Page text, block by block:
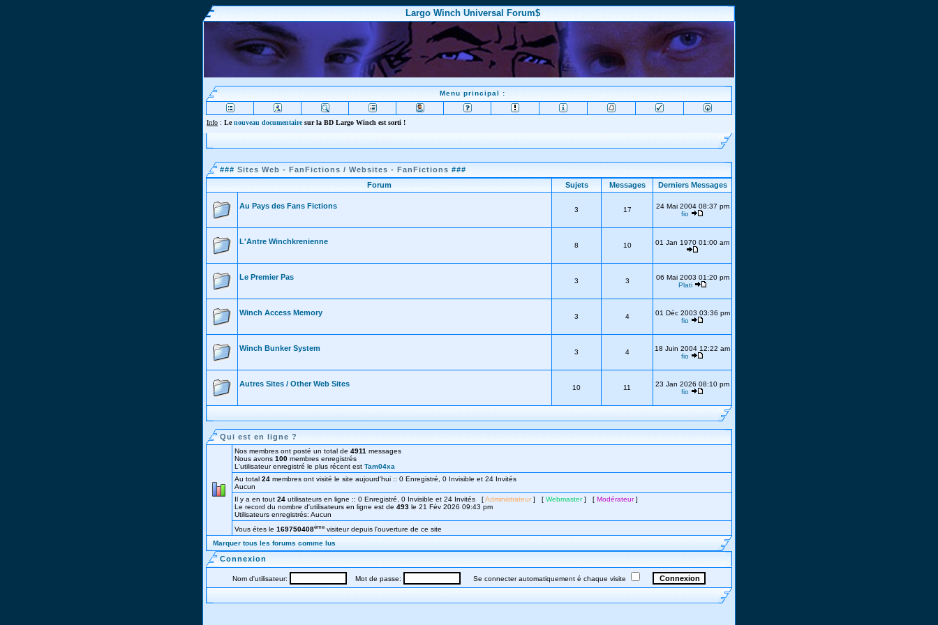
Largo Winch Universal Forum$
Menu principal :
Info : Lenouveau documentairesur la BD Largo Winch est sorti !
### Sites Web - FanFictions / Websites - FanFictions ###
Forum
Sujets Messages Derniers Messages
Au Pays des Fans Fictions 3 17
24 Mai 2004 08:37 pm
fio
L'Antre Winchkrenienne 8 10 01 Jan 1970 01:00 am
Le Premier Pas 3 3
06 Mai 2003 01:20 pm
Plati
Winch Access Memory 3 4
01 Déc 2003 03:36 pm
fio
Winch Bunker System 3 4
18 Juin 2004 12:22 am
fio
Autres Sites / Other Web Sites 10 11
23 Jan 2026 08:10 pm
fio
Qui est en ligne ?
Nos membres ont posté un total de 4911 messages
Nous avons 100 membres enregistrés
L'utilisateur enregistré le plus récent est Tam04xa
Au total 24 membres ont visité le site aujourd'hui :: 0 Enregistré, 0 Invisible et 24 Invités
Aucun
Il y a en tout 24 utilisateurs en ligne :: 0 Enregistré, 0 Invisible et 24 Invités [Administrateur] [ Webmaster] [ Modérateur]
Le record du nombre d'utilisateurs en ligne est de 493 le 21 Fév 2026 09:43 pm
Utilisateurs enregistrés: Aucun
Vous étes le 169750408éme visiteur depuis l'ouverture de ce site
Marquer tous les forums comme lus
Connexion
Nom d'utilisateur: Mot de passe: Se connecter automatiquement é chaque visite